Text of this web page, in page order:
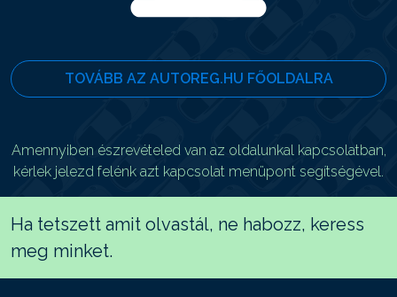
TOVÁBB AZ AUTOREG.HU FŐOLDALRA
Amennyiben észrevételed van az oldalunkal kapcsolatban,
kérlek jelezd felénk azt kapcsolat menüpont segítségével.
Ha tetszett amit olvastál, ne habozz, keress
meg minket.